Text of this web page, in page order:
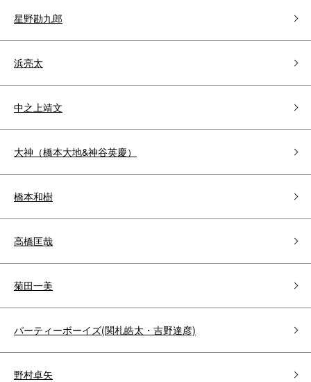
星野勘九郎
浜亮太
中之上靖文
大神（橋本大地&神谷英慶）
橋本和樹
高橋匡哉
菊田一美
パーティーボーイズ(関札皓太・吉野達彦)
野村卓矢